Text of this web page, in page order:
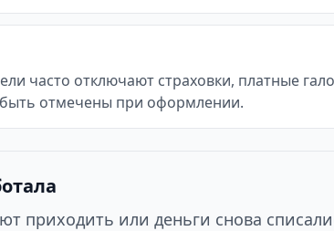
часто отключают страховки, платные
отмечены при оформлении.
приходить или деньги снова